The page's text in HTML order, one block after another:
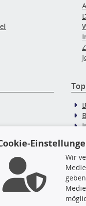
42 49 46
uns auf
Wir